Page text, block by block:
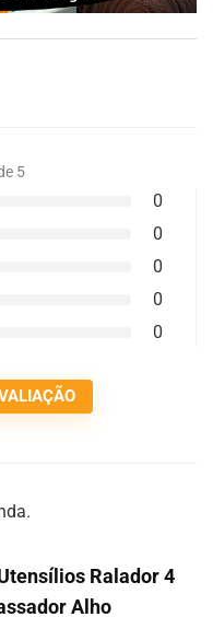
5
0
0
0
0
0
Ralador 4
Alho